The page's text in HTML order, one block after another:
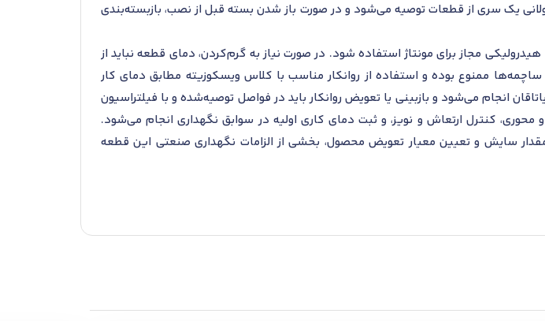
یک سری از قطعات توصیه می‌شود و در صورت باز شدن بسته قبل از نصب، بازبسته‌بندی
مجاز برای مونتاژ استفاده شود. در صورت نیاز به گرم‌کردن، دمای قطعه نباید از
ممنوع بوده و استفاده از روانکار مناسب با کلاس ویسکوزیته مطابق دمای کار
انجام می‌شود و بازبینی یا تعویض روانکار باید در فواصل توصیه‌شده و با فیلتراسیون
کنترل ارتعاش و نویز، و ثبت دمای کاری اولیه در سوابق نگهداری انجام می‌شود.
مقدار سایش و تعیین معیار تعویض محصول، بخشی از الزامات نگهداری صنعتی این قطعه